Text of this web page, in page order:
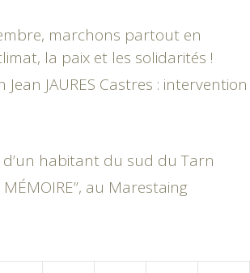
marchons partout en
la paix et les solidarités !
JAURES Castres : intervention
habitant du sud du Tarn
MÉMOIRE”, au Marestaing